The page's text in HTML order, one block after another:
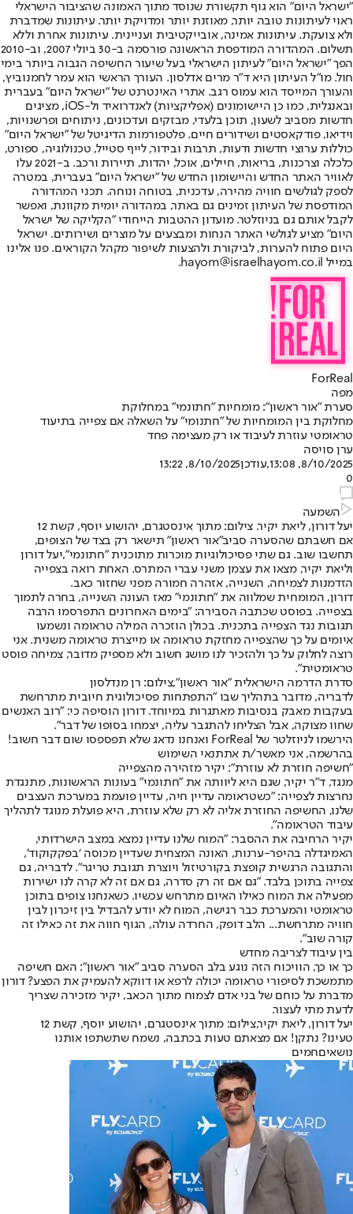
"ישראל היום" הוא גוף תקשורת שנוסד מתוך האמונה שהציבור הישראלי
ראוי לעיתונות טובה יותר, מאוזנת יותר ומדויקת יותר. עיתונות שמדברת
ולא צועקת. עיתונות אמינה, אובייקטיבית ועניינית. עיתונות אחרת וללא
תשלום. המהדורה המודפסת הראשונה פורסמה ב-30 ביולי 2007, וב-2010
הפך "ישראל היום" לעיתון הישראלי בעל שיעור החשיפה הגבוה ביותר בימי
חול. מו"ל העיתון היא ד"ר מרים אדלסון. העורך הראשי הוא עמר לחמנוביץ,
והעורך המייסד הוא עמוס רגב. אתרי האינטרנט של "ישראל היום" בעברית
ובאנגלית, כמו כן היישומונים (אפליקציות) לאנדרואיד ול-iOS, מציגים
חדשות מסביב לשעון, תוכן בלעדי, מבזקים ועדכונים, ניתוחים ופרשנויות,
וידיאו, פודקאסטים ושידורים חיים. פלטפורמות הדיגיטל של "ישראל היום"
כוללות ערוצי חדשות ודעות, תרבות ובידור, לייף סטייל, טכנולוגיה, ספורט,
כלכלה וצרכנות, בריאות, חיילים, אוכל, יהדות, תיירות ורכב. ב-2021 עלו
לאוויר האתר החדש והיישומון החדש של "ישראל היום" בעברית, במטרה
לספק לגולשים חוויה מהירה, עדכנית, בטוחה ונוחה. תכני המהדורה
המודפסת של העיתון זמינים גם באתר, במהדורה יומית מקוונת, ואפשר
לקבל אותם גם בניוזלטר. מועדון ההטבות הייחודי "הקליקה של ישראל
היום" מציע לגולשי האתר הנחות ומבצעים על מוצרים ושירותים. ישראל
היום פתוח להערות, לביקורת ולהצעות לשיפור מקהל הקוראים. פנו אלינו
במייל hayom@israelhayom.co.il.
ForReal
מפה
סערת "אור ראשון": מומחיות "חתונמי" במחלוקת
מחלוקת בין המומחיות של "חתנומי" על השאלה אם צפייה בתיעוד
טראומטי עוזרת לעיבוד או רק מעצימה פחד
ערן סויסה
8/10/2025, 13:08
,עודכן8/10/2025, 13:22
0
השמעה
יעל דורון, ליאת יקיר. צילום: מתוך אינסטגרם, יהושוע יוסף, קשת 12
אם חשבתם שהסערה סביב"אור ראשון" תישאר רק בצד של הצופים,
תחשבו שוב. גם שתי פסיכולוגיות מוכרות מתוכנית "חתונמי",יעל דורון
וליאת יקיר, מצאו את עצמן משני עברי המתרס. האחת רואה בצפייה
הזדמנות לצמיחה, השנייה, אזהרה חמורה מפני שחזור כאב.
דורון, המומחית שמלווה את "חתונמי" מאז העונה השנייה, בחרה לתמוך
בצפייה. בפוסט שכתבה הסבירה: "בימים האחרונים התפרסמו הרבה
תגובות נגד הצפייה בתכנית. בכולן הוזכרה המילה טראומה ונשמעו
איומים על כך שהצפייה מחזקת טראומה או מייצרת טראומה משנית. אני
רוצה לחלוק על כך ולהזכיר לנו מושג חשוב ולא מספיק מדובר, צמיחה פוסט
טראומטית".
סדרת הדרמה הישראלית "אור ראשון",צילום: רן מנדלסון
לדבריה, מדובר בתהליך שבו "התפתחות פסיכולוגית חיובית מתרחשת
בעקבות מאבק בנסיבות מאתגרות במיוחד. דורון הוסיפה כי: "רוב האנשים
שחוו מצוקה, אבל הצליחו להתגבר עליה, יצמחו בסופו של דבר".
הירשמו לניוזלטר של ForReal ואנחנו נדאג שלא תפספסו שום דבר חשוב!
בהרשמה, אני מאשר/ת אתתנאי השימוש
"חשיפה חוזרת לא עוזרת": יקיר מזהירה מהצפייה
מנגד, ד"ר יקיר, שגם היא ליוותה את "חתונמי" בעונות הראשונות, מתנגדת
נחרצות לצפייה: "כשטראומה עדיין חיה, עדיין פועמת במערכת העצבים
שלנו, החשיפה החוזרת אליה לא רק שלא עוזרת, היא פועלת מנוגד לתהליך
עיבוד הטראומה".
יקיר הרחיבה את ההסבר: "המוח שלנו עדיין נמצא במצב הישרדותי,
האמיגדלה בהיפר-ערנות, האונה המצחית שעדיין מכוסה ‘בפקקוקוד’,
והתגובה הרגשית קופצת בקורטיזול ויוצרת תגובת טריגר". לדבריה, גם
צפייה בתוכן בלבד. "גם אם זה רק סדרה, גם אם זה לא קרה לנו ישירות
מפעילה את המוח כאילו האיום מתרחש עכשיו. כשאנחנו צופים בתוכן
טראומטי והמערכת כבר רגישה, המוח לא יודע להבדיל בין זיכרון לבין
חוויה מתרחשת... הלב דופק, החרדה עולה, הגוף חווה את זה כאילו זה
קורה שוב".
בין עיבוד לצריבה מחדש
כך או כך, הוויכוח הזה נוגע בלב הסערה סביב "אור ראשון": האם חשיפה
מתמשכת לסיפורי טראומה יכולה לרפא או דווקא להעמיק את הפצע? דורון
מדברת על כוחם של בני אדם לצמוח מתוך הכאב, יקיר מזכירה שצריך
לדעת מתי לעצור.
יעל דורון, ליאת יקיר,צילום: מתוך אינסטגרם, יהושוע יוסף, קשת 12
טעינו? נתקן! אם מצאתם טעות בכתבה, נשמח שתשתפו אותנו
נושאיםחמים